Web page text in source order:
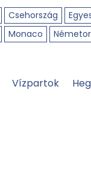
Csehország
Monaco
Vízpartok